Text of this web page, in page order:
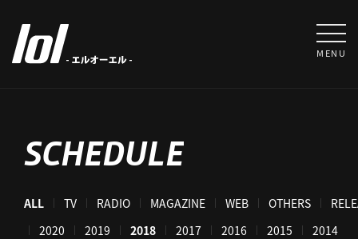
MENU
SCHEDULE
ALL TV RADIO MAGAZINE WEB OTHERS
2020 2019 2018 2017 2016 2015 2014